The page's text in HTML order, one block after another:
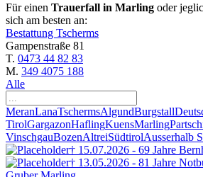
Für einen Trauerfall in Marling oder
sich am besten an:
Bestattung Tscherms
Gampenstraße 81
T. 0473 44 82 83
M. 349 4075 188
Alle
MeranLanaTschermsAlgundBurgstall
TirolGargazonHaflingKuensMarling
VinschgauBozenAltreiSüdtirolAusserhalb
† 15.07.2026 - 69 Jahre
† 13.05.2026 - 81 Jahre